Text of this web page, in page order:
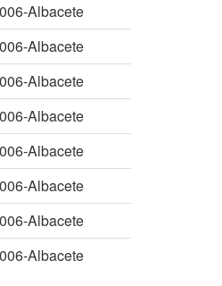
Albacete
Albacete
Albacete
Albacete
Albacete
Albacete
Albacete
Albacete